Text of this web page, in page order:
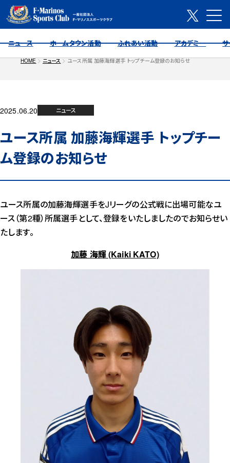
ニュース ホームタウン活動 ふれあい活動 アカデミー
HOME ニュース ユース所属 加藤海輝選手 トップチーム登録のお知らせ
2025.06.20 ニュース
ユース所属 加藤海輝選手 トップチー
ム登録のお知らせ
ユース所属の加藤海輝選手をJリーグの公式戦に出場可能なユ
ース（第2種）所属選手として、登録をいたしましたのでお知らせい
たします。
加藤 海輝 (Kaiki KATO)